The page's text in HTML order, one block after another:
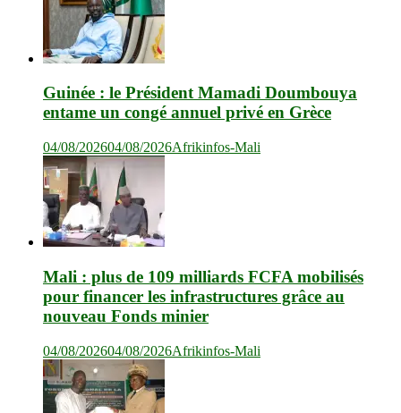
Guinée : le Président Mamadi Doumbouya
entame un congé annuel privé en Grèce
04/08/202604/08/2026Afrikinfos-Mali
Mali : plus de 109 milliards FCFA mobilisés
pour financer les infrastructures grâce au
nouveau Fonds minier
04/08/202604/08/2026Afrikinfos-Mali